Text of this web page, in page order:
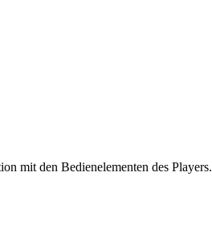
mit den Bedienelementen des Players.